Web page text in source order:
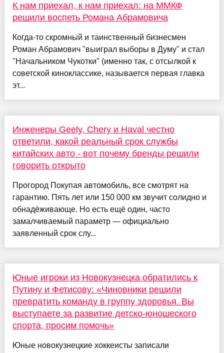
К нам приехал, к нам приехал: на ММКФ
решили воспеть Романа Абрамовича
Когда-то скромный и таинственный бизнесмен
Роман Абрамович "выиграл выборы в Думу" и стал
"Начальником Чукотки" (именно так, с отсылкой к
советской киноклассике, называется первая главка
эт...
Инженеры Geely, Chery и Haval честно
ответили, какой реальный срок службы
китайских авто - вот почему бренды решили
говорить открыто
Прогород Покупая автомобиль, все смотрят на
гарантию. Пять лет или 150 000 км звучит солидно и
обнадёживающе. Но есть ещё один, часто
замалчиваемый параметр — официально
заявленный срок слу...
Юные игроки из Новокузнецка обратились к
Путину и Фетисову: «Чиновники решили
превратить команду в группу здоровья. Вы
выступаете за развитие детско-юношеского
спорта, просим помочь»
Юные новокузнецкие хоккеисты записали